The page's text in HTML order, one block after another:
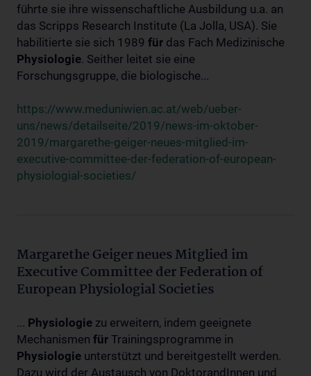
führte sie ihre wissenschaftliche Ausbildung u.a. an
das Scripps Research Institute (La Jolla, USA). Sie
habilitierte sie sich 1989 für das Fach Medizinische
Physiologie. Seither leitet sie eine
Forschungsgruppe, die biologische...
https://www.meduniwien.ac.at/web/ueber-
uns/news/detailseite/2019/news-im-oktober-
2019/margarethe-geiger-neues-mitglied-im-
executive-committee-der-federation-of-european-
physiologial-societies/
Margarethe Geiger neues Mitglied im
Executive Committee der Federation of
European Physiologial Societies
... Physiologie zu erweitern, indem geeignete
Mechanismen für Trainingsprogramme in
Physiologie unterstützt und bereitgestellt werden.
Dazu wird der Austausch von DoktorandInnen und